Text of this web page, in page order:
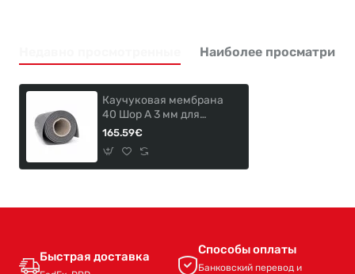
Наиболее
Каучуковая мембрана
40 Шор A 3 мм для
вакуумных прессов
165.59€
Быстрая доставка
Способы оплаты
Банковский перевод и